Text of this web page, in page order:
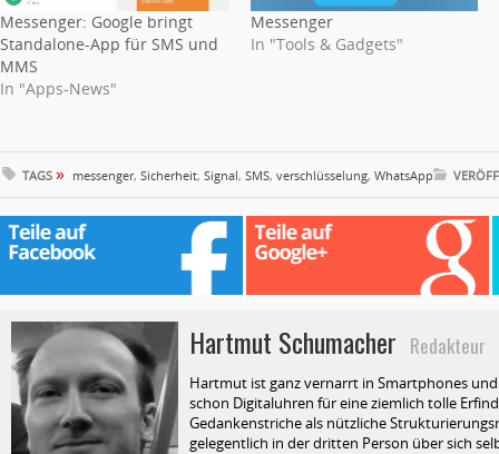
Messenger: Google bringt
Standalone-App für SMS und
MMS
In "Apps-News"
Messenger
In "Tools & Gadgets"
TAGS » messenger, Sicherheit, Signal, SMS, verschlüsselung, WhatsApp
Hartmut Schumacher Redakteur
Hartmut ist ganz vernarrt in Smartphones
schon Digitaluhren für eine ziemlich tolle
Gedankenstriche als nützliche
gelegentlich in der dritten Person über sich